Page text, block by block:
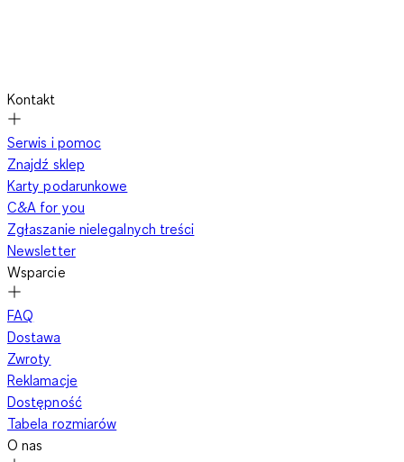
Kontakt
Serwis i pomoc
Znajdź sklep
Karty podarunkowe
C&A for you
Zgłaszanie nielegalnych treści
Newsletter
Wsparcie
FAQ
Dostawa
Zwroty
Reklamacje
Dostępność
Tabela rozmiarów
O nas